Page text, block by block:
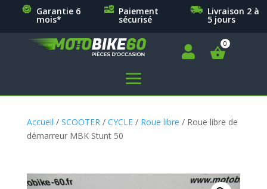
Garantie 6
mois*
Paiement
sécurisé
Livraison 2 à
5 jours

a
Accueil / SCOOTER / CYCLE/ Roue libre / Roue libre de
démarreur MBK Stunt 50